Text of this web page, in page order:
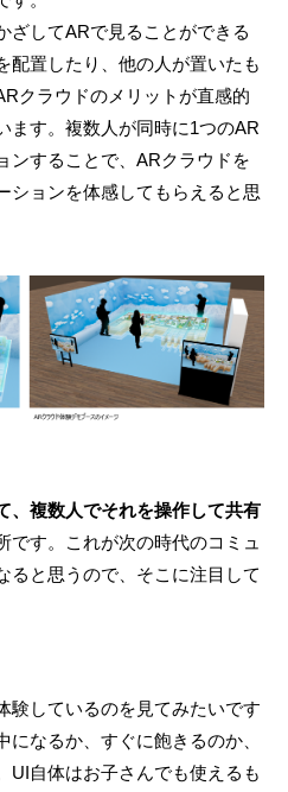
ざしてARで見ることができる
配置したり、他の人が置いたも
クラウドのメリットが直感的
ます。複数人が同時に1つのAR
ンすることで、ARクラウドを
ションを体感してもらえると思
、複数人でそれを操作して共有
です。これが次の時代のコミュ
ると思うので、そこに注目して
験しているのを見てみたいです
なるか、すぐに飽きるのか、
UI自体はお子さんでも使えるも